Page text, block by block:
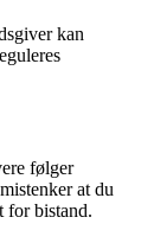
kan
følger
at du
for bistand.